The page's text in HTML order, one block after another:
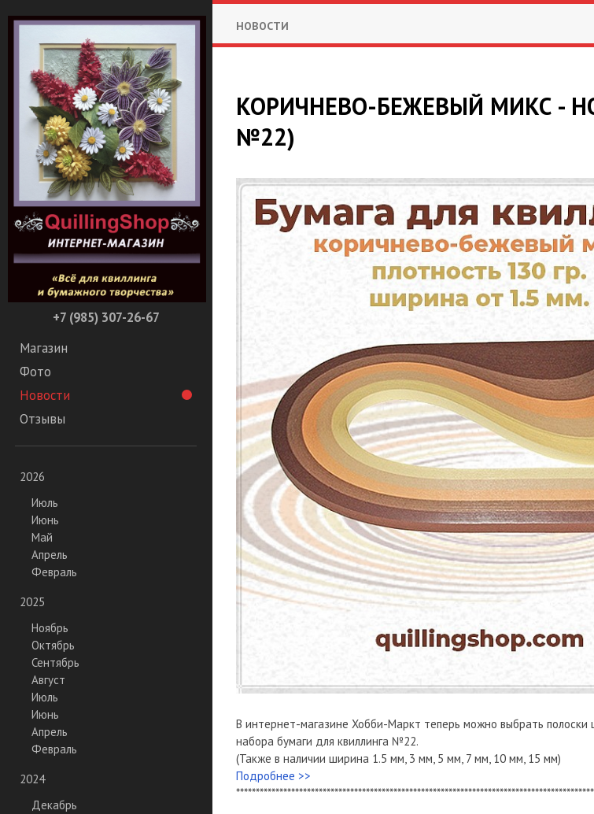
+7 (985) 307-26-67
Магазин
Фото
Новости
Отзывы
2026
Июль
Июнь
Май
Апрель
Февраль
2025
Ноябрь
Октябрь
Сентябрь
Август
Июль
Июнь
Апрель
Февраль
2024
Декабрь
НОВОСТИ
КОРИЧНЕВО-БЕЖЕВЫЙ МИКС -
№22)
В интернет-магазине Хобби-Маркт теперь можно выбрать
набора бумаги для квиллинга №22.
(Также в наличии ширина 1.5 мм, 3 мм, 5 мм, 7 мм, 10 мм, 15 мм)
Подробнее >>